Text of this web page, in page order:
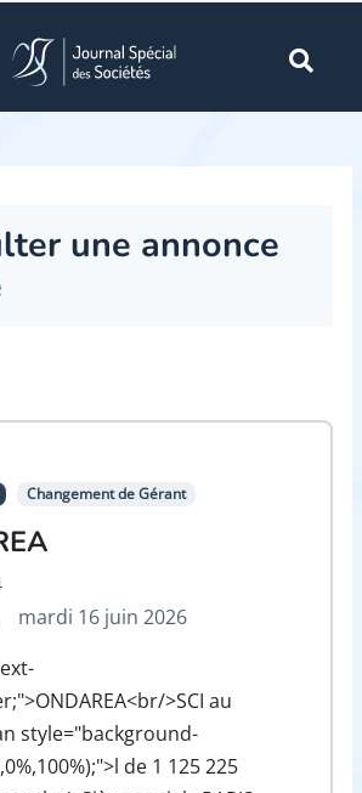
une annonce
Changement de Gérant
mardi 16 juin 2026
>SCI au
style="background-
de 1 125 225